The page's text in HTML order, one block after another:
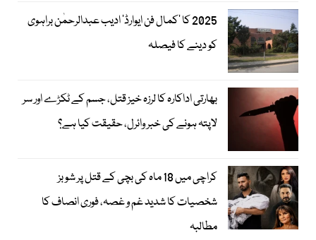
2025 کا ’کمال فن ایوارڈ‘ ادیب عبدالرحمٰن براہوی
کو دینے کا فیصلہ
بھارتی اداکارہ کا لرزہ خیز قتل، جسم کے ٹکڑے اور سر
لاپتہ ہونے کی خبر وائرل، حقیقت کیا ہے؟
کراچی میں 18 ماہ کی بچی کے قتل پر شوبز
شخصیات کا شدید غم و غصہ، فوری انصاف کا
مطالبہ